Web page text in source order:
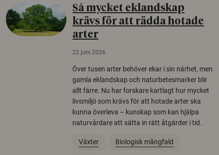
Så mycket eklandskap
krävs för att rädda hotade
arter
22 juni 2026
Över tusen arter behöver ekar i sin närhet, men
gamla eklandskap och naturbetesmarker blir
allt färre. Nu har forskare kartlagt hur mycket
livsmiljö som krävs för att hotade arter ska
kunna överleva – kunskap som kan hjälpa
naturvårdare att sätta in rätt åtgärder i tid.
Växter Biologisk mångfald